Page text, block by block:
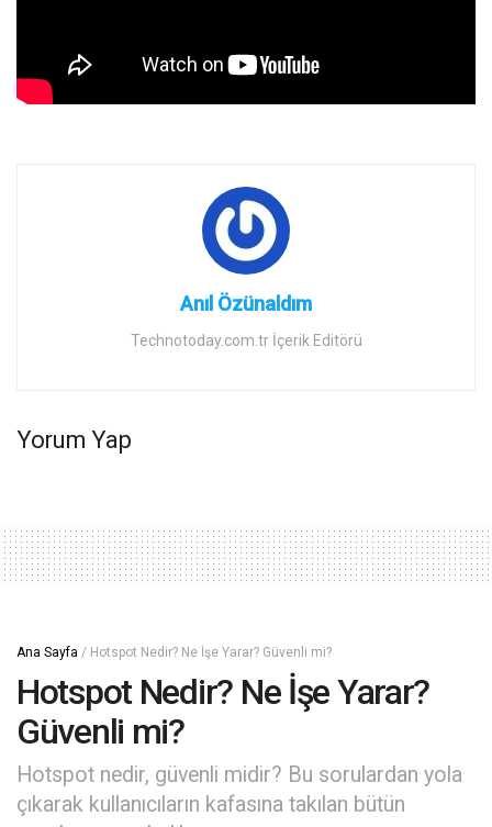
Anıl Özünaldım
Technotoday.com.tr İçerik Editörü
Yorum Yap
Ana Sayfa / Hotspot Nedir? Ne İşe Yarar? Güvenli mi?
Hotspot Nedir? Ne İşe Yarar?
Güvenli mi?
Hotspot nedir, güvenli midir? Bu sorulardan yola
çıkarak kullanıcıların kafasına takılan bütün